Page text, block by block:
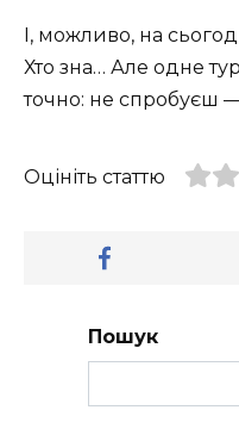
І, можливо, на
Хто зна… Але одне
точно: не спробуєш
Оцініть статтю
Пошук